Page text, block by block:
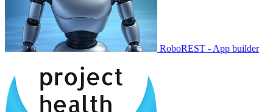
RoboREST - App builder